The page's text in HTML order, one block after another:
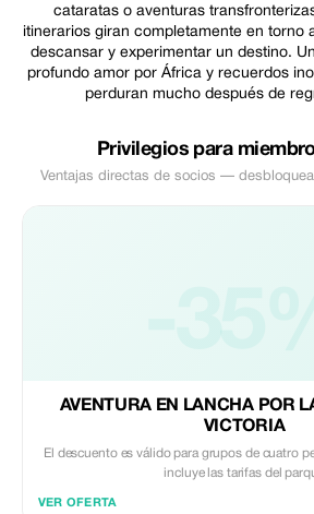
cataratas o aventuras
itinerarios giran completamente en torno
descansar y experimentar un destino.
profundo amor por África y recuerdos
perduran mucho después de
Privilegios para
Ventajas directas de socios —
-35%
AVENTURA EN LANCHA POR
VICTORIA
El descuento es válido para grupos de cuatro
incluye las tarifas del
VER OFERTA